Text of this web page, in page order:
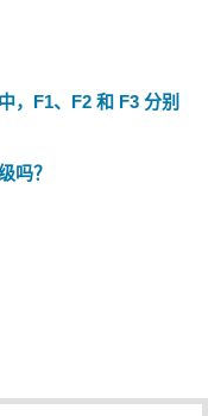
，F1、F2 和 F3 分别
吗？